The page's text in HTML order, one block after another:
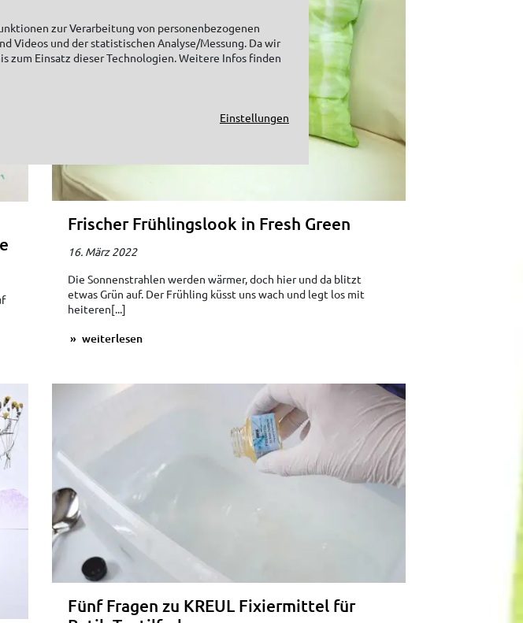
Frischer Frühlingslook in Fresh Green
16. März 2022
Die Sonnenstrahlen werden wärmer, doch hier und da blitzt
etwas Grün auf. Der Frühling küsst uns wach und legt los mit
heiteren[...]
weiterlesen
Fünf Fragen zu KREUL Fixiermittel für
zur Verarbeitung von personenbezogenen
Videos und der statistischen Analyse/Messung. Da wir
zum Einsatz dieser Technologien. Weitere Infos finden
Einstellungen